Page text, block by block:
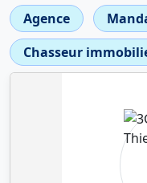
Agence
Chasseur